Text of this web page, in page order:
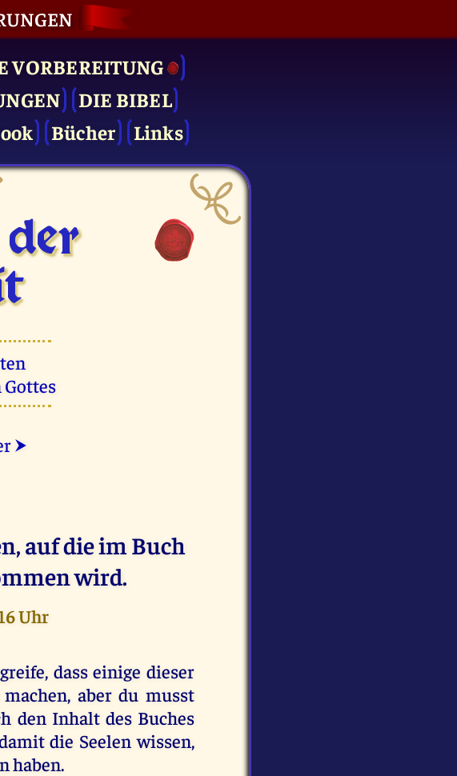
VOR­BEREITUNG
DIE BIBEL
Bücher Links
Gottes
⮞
auf die im Buch
wird.
Uhr
dass einige dieser
aber du musst
den Inhalt des Buches
die Seelen wissen,
haben.